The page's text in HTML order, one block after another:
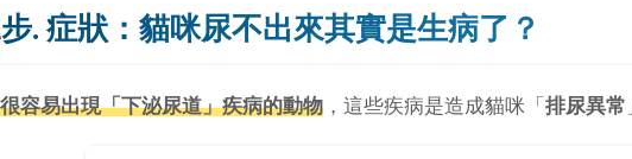
. 症狀：貓咪尿不出來其實是生病了？
容易出現「下泌尿道」疾病的動物 ，這些疾病是造成貓咪「 排尿異常